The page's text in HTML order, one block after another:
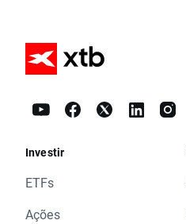
Investir
ETFs
Ações